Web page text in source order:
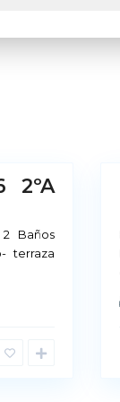
2ºA
Baños
terraza
cultura se basa
existe